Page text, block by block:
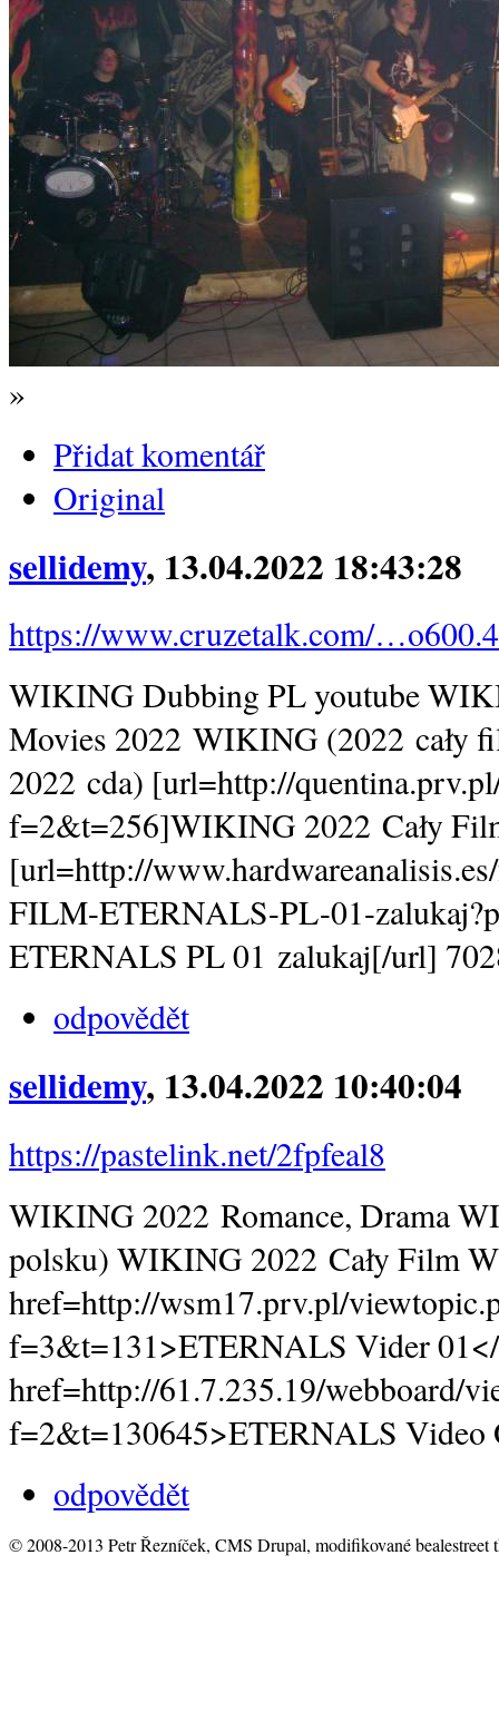
»
Přidat komentář
Original
sellidemy, 13.04.2022 18:43:28
https://www.cruzetalk.com/
WIKING Dubbing PL youtube
Movies 2022 WIKING (2022 cały
2022 cda) [url=http://
f=2&t=256]WIKING 2022 Cały
[url=http://
FILM-ETERNALS-PL-01-
ETERNALS PL 01 zalukaj[/url]
odpovědět
sellidemy, 13.04.2022 10:40:04
https://pastelink.net/2fpfeal8
WIKING 2022 Romance, Drama
polsku) WIKING 2022 Cały Film
href=http://wsm17.prv.pl/
f=3&t=131>ETERNALS Vider
href=http://61.7.235.19/webboard/
f=2&t=130645>ETERNALS Video
odpovědět
© 2008-2013 Petr Řezníček, CMS Drupal, modifikované bealestreet